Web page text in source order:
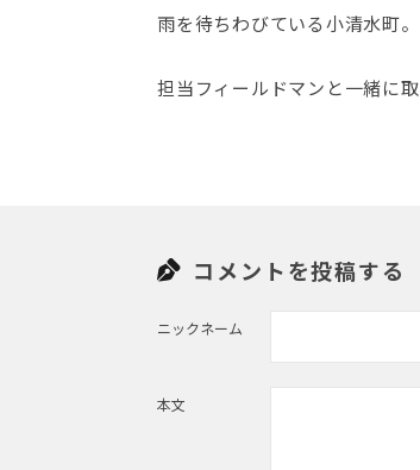
雨を待ちわびている小清水町
担当フィールドマンと一緒に
コメントを投稿する
ニックネーム
本文